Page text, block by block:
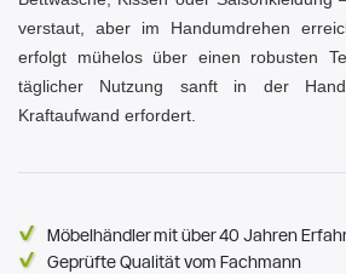
verstaut, aber im Handumdrehen
erfolgt mühelos über einen robusten
täglicher Nutzung sanft in der
Kraftaufwand erfordert.
Möbelhändler mit über 40 Jahren
Geprüfte Qualität vom Fachmann